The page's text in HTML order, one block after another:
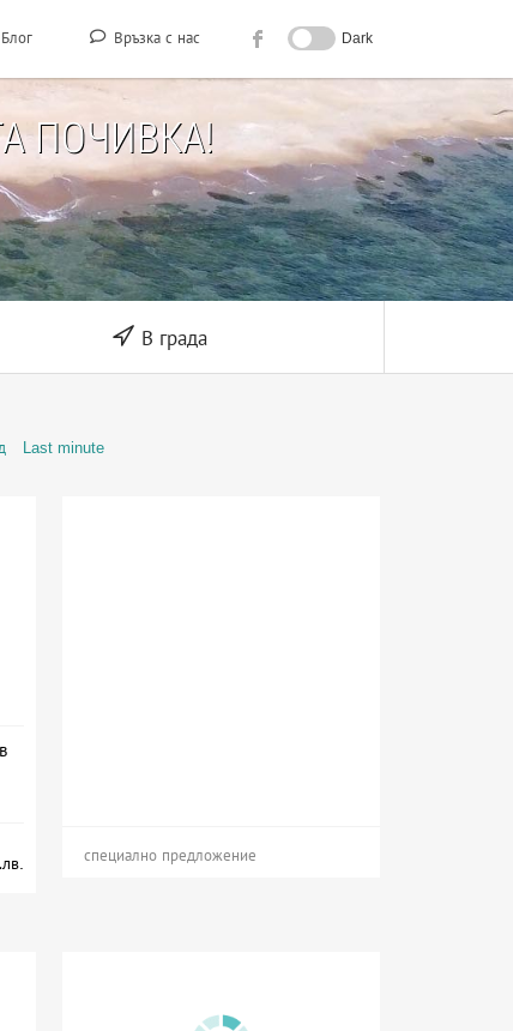
Блог Връзка с нас Dark
ПОЧИВКА!
В града
Last minute
лв. специално предложение